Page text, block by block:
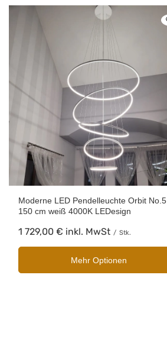
Moderne LED Pendelleuchte Orbit No.5
150 cm weiß 4000K LEDesign
1 729,00 € inkl. MwSt / Stk.
Mehr Optionen